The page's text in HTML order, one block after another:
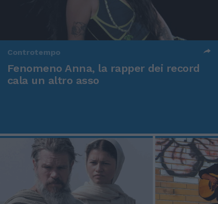
Controtempo
Fenomeno Anna, la rapper dei record
cala un altro asso